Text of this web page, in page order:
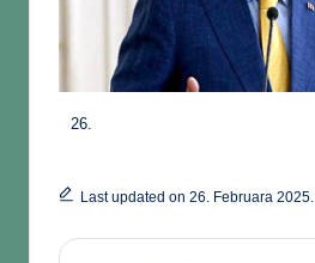
Last updated on 26. Februara 2025.